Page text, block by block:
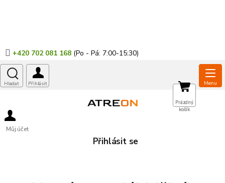
+420 702 081 168
Můj účet
Přihlásit se
NÁKUPNÍ
KOŠÍK
Prázdný
košík